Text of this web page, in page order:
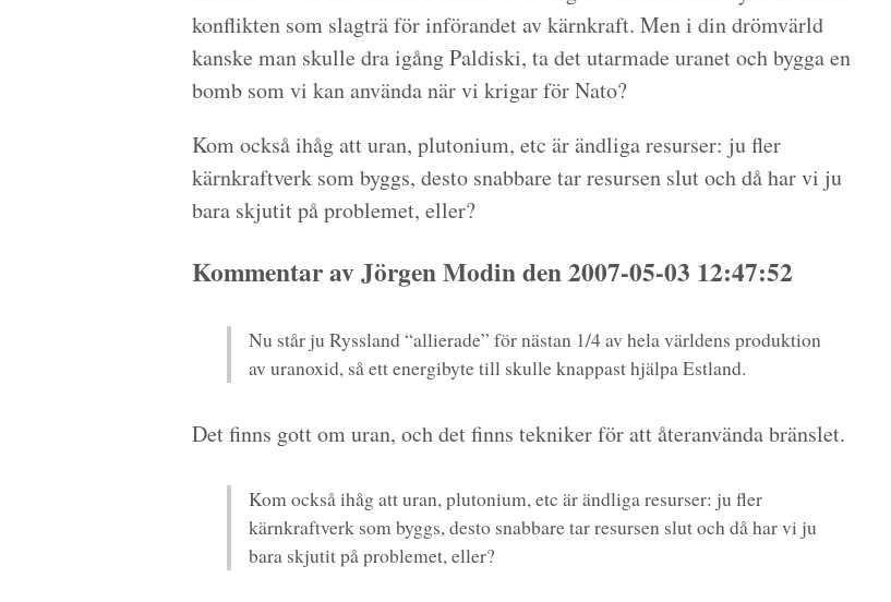
konflikten som slagträ för införandet av kärnkraft. Men i din drömvärld
kanske man skulle dra igång Paldiski, ta det utarmade uranet och bygga en
bomb som vi kan använda när vi krigar för Nato?
Kom också ihåg att uran, plutonium, etc är ändliga resurser: ju fler
kärnkraftverk som byggs, desto snabbare tar resursen slut och då har vi ju
bara skjutit på problemet, eller?
Kommentar av Jörgen Modin den 2007-05-03 12:47:52
Nu står ju Ryssland “allierade” för nästan 1/4 av hela världens produktion
av uranoxid, så ett energibyte till skulle knappast hjälpa Estland.
Det finns gott om uran, och det finns tekniker för att återanvända bränslet.
Kom också ihåg att uran, plutonium, etc är ändliga resurser: ju fler
kärnkraftverk som byggs, desto snabbare tar resursen slut och då har vi ju
bara skjutit på problemet, eller?